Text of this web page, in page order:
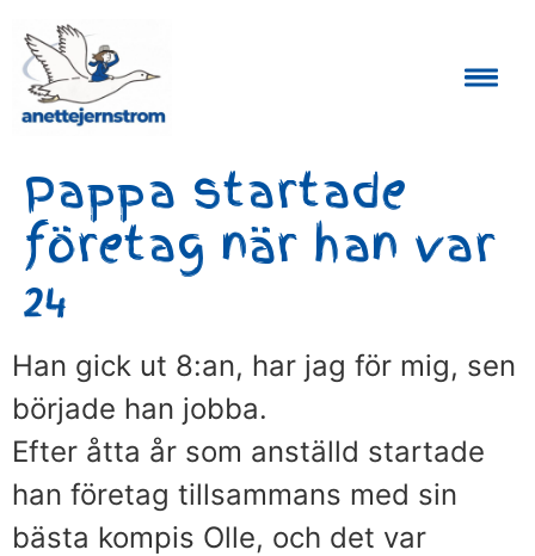
Pappa startade
företag när han var
24
Han gick ut 8:an, har jag för mig, sen
började han jobba.
Efter åtta år som anställd startade
han företag tillsammans med sin
bästa kompis Olle, och det var